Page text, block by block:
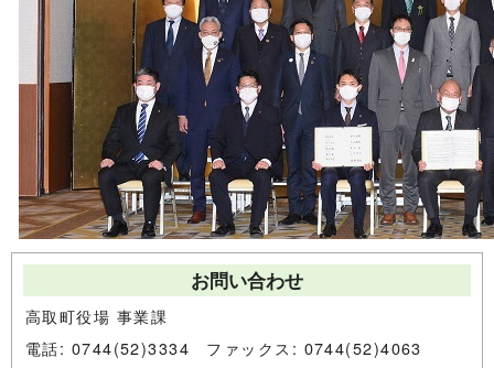
お問い合わせ
高取町役場 事業課
電話: 0744(52)3334 ファックス: 0744(52)4063